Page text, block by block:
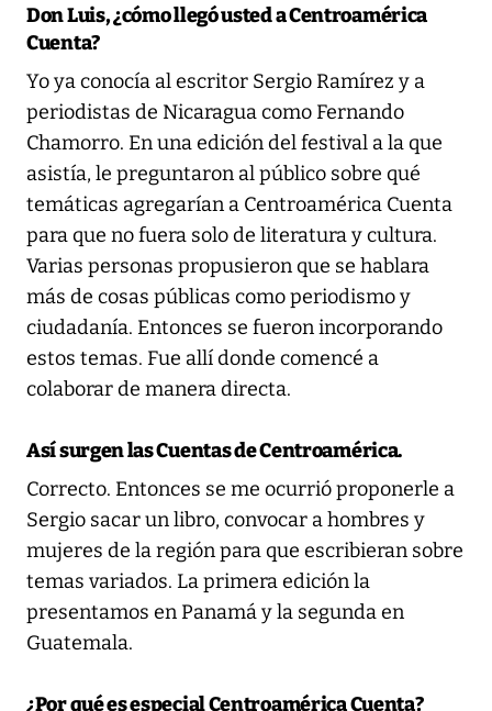
Don Luis, ¿cómo llegó usted a Centroamérica
Cuenta?
Yo ya conocía al escritor Sergio Ramírez y a
periodistas de Nicaragua como Fernando
Chamorro. En una edición del festival a la que
asistía, le preguntaron al público sobre qué
temáticas agregarían a Centroamérica Cuenta
para que no fuera solo de literatura y cultura.
Varias personas propusieron que se hablara
más de cosas públicas como periodismo y
ciudadanía. Entonces se fueron incorporando
estos temas. Fue allí donde comencé a
colaborar de manera directa.
Así surgen las Cuentas de Centroamérica.
Correcto. Entonces se me ocurrió proponerle a
Sergio sacar un libro, convocar a hombres y
mujeres de la región para que escribieran sobre
temas variados. La primera edición la
presentamos en Panamá y la segunda en
Guatemala.
¿Por qué es especial Centroamérica Cuenta?